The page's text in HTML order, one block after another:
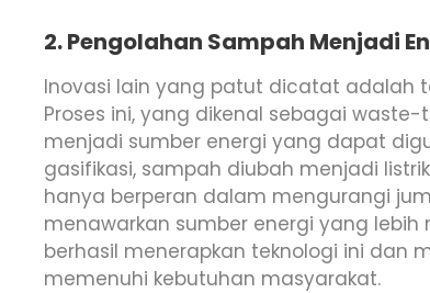
2. Pengolahan Sampah Menjadi
Inovasi lain yang patut dicatat adalah
Proses ini, yang dikenal sebagai
menjadi sumber energi yang dapat
gasifikasi, sampah diubah menjadi
hanya berperan dalam mengurangi
menawarkan sumber energi yang
berhasil menerapkan teknologi ini dan
memenuhi kebutuhan masyarakat.